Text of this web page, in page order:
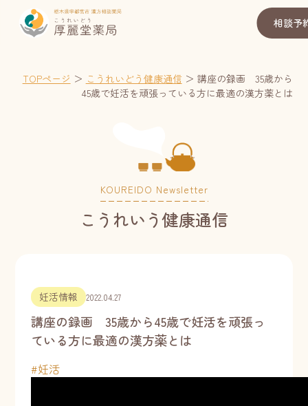
相談予
TOPページ ＞ こうれいどう健康通信 ＞ 講座の録画 35歳から
45歳で妊活を頑張っている方に最適の漢方薬とは
KOUREIDO Newsletter
こうれいう健康通信
妊活情報 2022.04.27
講座の録画 35歳から45歳で妊活を頑張っ
ている方に最適の漢方薬とは
#妊活